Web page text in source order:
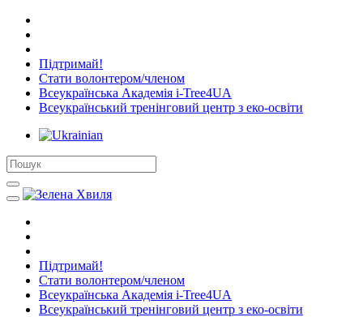
Підтримай!
Стати волонтером/членом
Всеукраїнська Академія i-Tree4UA
Всеукраїнський тренінговий центр з еко-освіти
Підтримай!
Стати волонтером/членом
Всеукраїнська Академія i-Tree4UA
Всеукраїнський тренінговий центр з еко-освіти